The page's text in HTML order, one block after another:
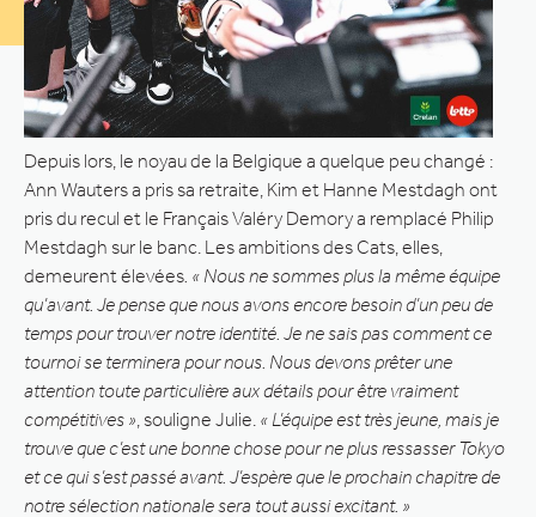
Depuis lors, le noyau de la Belgique a quelque peu changé :
Ann Wauters a pris sa retraite, Kim et Hanne Mestdagh ont
pris du recul et le Français Valéry Demory a remplacé Philip
Mestdagh sur le banc. Les ambitions des Cats, elles,
demeurent élevées . « Nous ne sommes plus la même équipe
qu’avant. Je pense que nous avons encore besoin d’un peu de
temps pour trouver notre identité. Je ne sais pas comment ce
tournoi se terminera pour nous. Nous devons prêter une
attention toute particulière aux détails pour être vraiment
compétitives » , souligne Julie. « L’équipe est très jeune, mais je
trouve que c’est une bonne chose pour ne plus ressasser Tokyo
et ce qui s’est passé avant. J’espère que le prochain chapitre de
notre sélection nationale sera tout aussi excitant. »